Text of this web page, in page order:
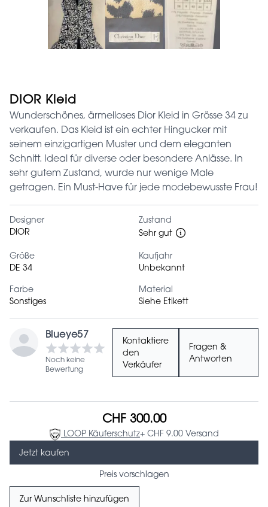
DIOR Kleid
Wunderschönes, ärmelloses Dior Kleid in Grösse 34 zu
verkaufen. Das Kleid ist ein echter Hingucker mit
seinem einzigartigen Muster und dem eleganten
Schnitt. Ideal für diverse oder besondere Anlässe. In
sehr gutem Zustand, wurde nur wenige Male
getragen. Ein Must-Have für jede modebewusste Frau!
Designer
DIOR
Zustand
Sehr gut
Größe
DE 34
Kaufjahr
Unbekannt
Farbe
Sonstiges
Material
Siehe Etikett
Blueye57
Noch keine
Bewertung
Kontaktiere
den
Verkäufer
Fragen &
Antworten
CHF 300.00
LOOP Käuferschutz+ CHF 9.00 Versand
Jetzt kaufen
Preis vorschlagen
Zur Wunschliste hinzufügen